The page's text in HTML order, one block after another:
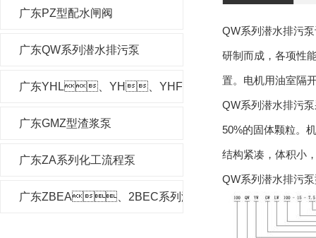
广东PZ型配水闸阀
广东QW系列潜水排污泵
广东YHL、YH、YHF型液下泵
广东GMZ型渣浆泵
广东ZA系列化工流程泵
广东ZBEA、2BEC系列液环真空泵及压缩机
QW系列潜水排污泵
研制而成，各项
置。电机用油室隔
QW系列潜水排污泵
50%的固体颗粒。机
结构紧凑，体积小
QW系列潜水排污